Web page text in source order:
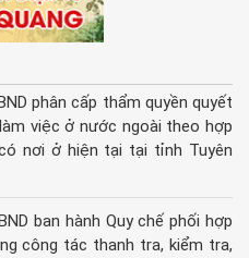
phân cấp thẩm quyền quyết
việc ở nước ngoài theo hợp
nơi ở hiện tại tại tỉnh Tuyên
ban hành Quy chế phối hợp
công tác thanh tra, kiểm tra,